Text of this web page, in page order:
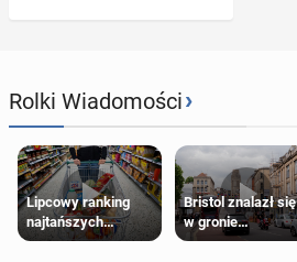
Rolki Wiadomości›
Lipcowy ranking
najtańszych
supermarketów
Bristol znalazł się
w gronie
najlepszych